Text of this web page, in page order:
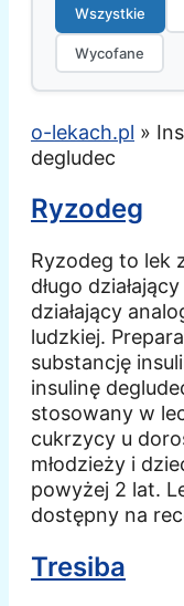
Wszystkie
Wycofane
o-lekach.pl »
degludec
Ryzodeg
Ryzodeg to lek
długo
działający
ludzkiej.
substancję
insulinę
stosowany w
cukrzycy u
młodzieży i
powyżej 2 lat.
dostępny na
Tresiba